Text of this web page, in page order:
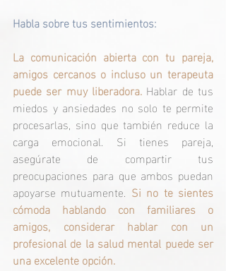
Habla sobre tus sentimientos:
La comunicación abierta con tu pareja,
amigos cercanos o incluso un terapeuta
puede ser muy liberadora. Hablar de tus
miedos y ansiedades no solo te permite
procesarlas, sino que también reduce la
carga emocional. Si tienes pareja,
asegúrate de compartir tus
preocupaciones para que ambos puedan
apoyarse mutuamente. Si no te sientes
cómoda hablando con familiares o
amigos, considerar hablar con un
profesional de la salud mental puede ser
una excelente opción.